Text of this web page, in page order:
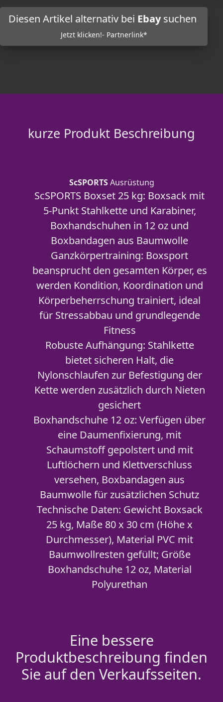
Diesen Artikel alternativ bei Ebaysuchen
Jetzt klicken!- Partnerlink*
kurze Produkt Beschreibung
ScSPORTSAusrüstung
ScSPORTS Boxset 25 kg: Boxsack mit
5-Punkt Stahlkette und Karabiner,
Boxhandschuhen in 12 oz und
Boxbandagen aus Baumwolle
Ganzkörpertraining: Boxsport
beansprucht den gesamten Körper, es
werden Kondition, Koordination und
Körperbeherrschung trainiert, ideal
für Stressabbau und grundlegende
Fitness
Robuste Aufhängung: Stahlkette
bietet sicheren Halt, die
Nylonschlaufen zur Befestigung der
Kette werden zusätzlich durch Nieten
gesichert
Boxhandschuhe 12 oz: Verfügen über
eine Daumenfixierung, mit
Schaumstoff gepolstert und mit
Luftlöchern und Klettverschluss
versehen, Boxbandagen aus
Baumwolle für zusätzlichen Schutz
Technische Daten: Gewicht Boxsack
25 kg, Maße 80 x 30 cm (Höhe x
Durchmesser), Material PVC mit
Baumwollresten gefüllt; Größe
Boxhandschuhe 12 oz, Material
Polyurethan
Eine bessere
Produktbeschreibung finden
Sie auf den Verkaufsseiten.